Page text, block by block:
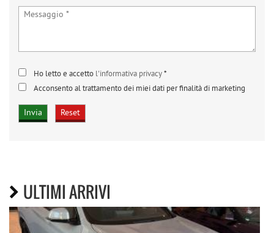
Ho letto e accetto l'informativa privacy*
Acconsento al trattamento dei miei dati per finalità di marketing
ULTIMI ARRIVI